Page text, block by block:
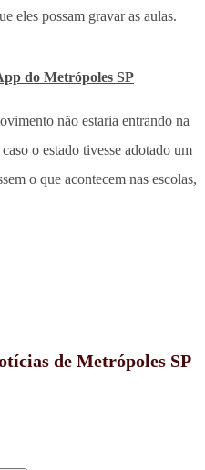
eles possam gravar as aulas.
do Metrópoles SP
não estaria entrando na
o estado tivesse adotado um
o que acontecem nas escolas,
de Metrópoles SP